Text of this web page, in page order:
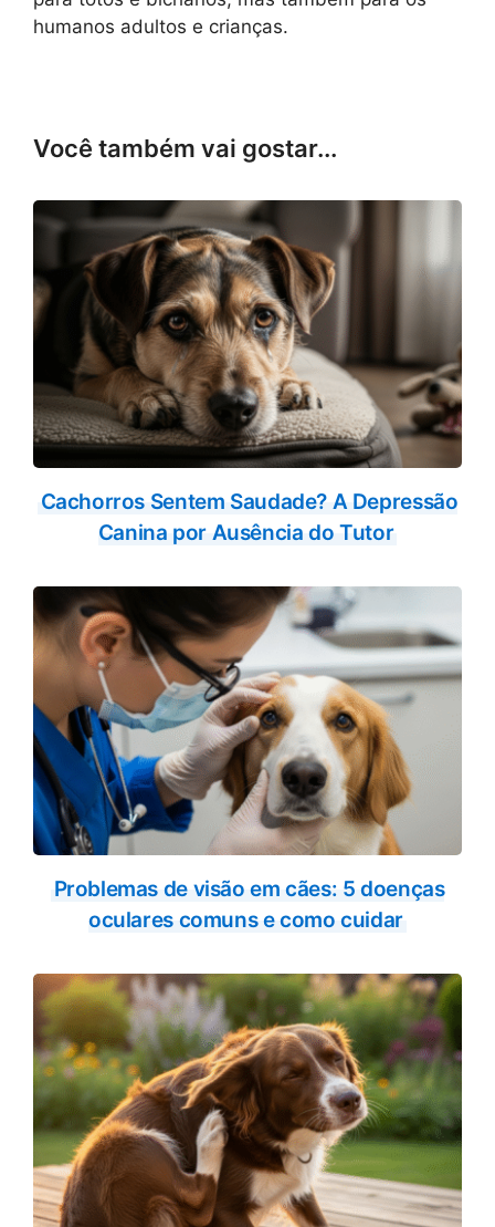
humanos adultos e crianças.
Você também vai gostar...
Cachorros Sentem Saudade? A Depressão
Canina por Ausência do Tutor
Problemas de visão em cães: 5 doenças
oculares comuns e como cuidar